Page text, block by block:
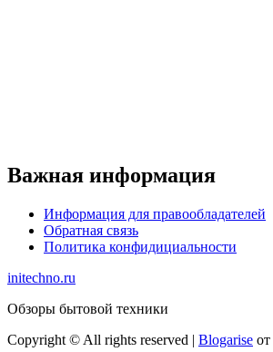
Важная информация
Информация для правообладателей
Обратная связь
Политика конфидициальности
initechno.ru
Обзоры бытовой техники
Copyright © All rights reserved | Blogarise от